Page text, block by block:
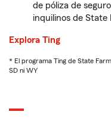
de póliza de
inquilinos de State
Explora Ting
* El programa Ting de State
SD ni WY